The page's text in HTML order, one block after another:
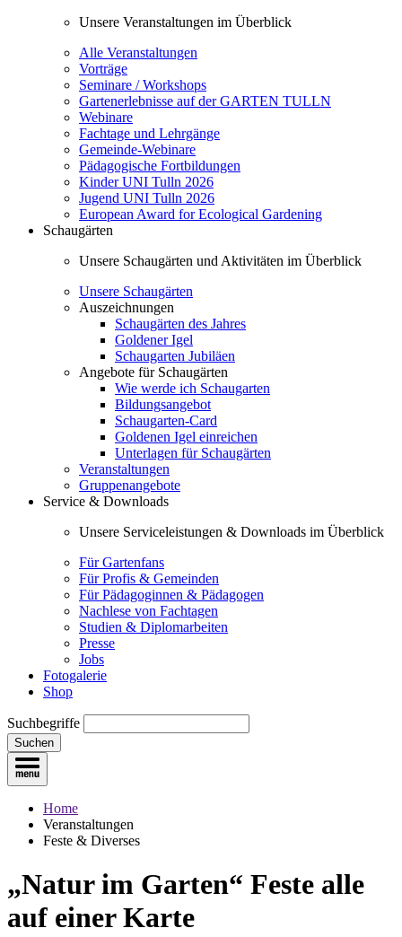
Unsere Veranstaltungen im Überblick
Alle Veranstaltungen
Vorträge
Seminare / Workshops
Gartenerlebnisse auf der GARTEN TULLN
Webinare
Fachtage und Lehrgänge
Gemeinde-Webinare
Pädagogische Fortbildungen
Kinder UNI Tulln 2026
Jugend UNI Tulln 2026
European Award for Ecological Gardening
Schaugärten
Unsere Schaugärten und Aktivitäten im Überblick
Unsere Schaugärten
Auszeichnungen
Schaugärten des Jahres
Goldener Igel
Schaugarten Jubiläen
Angebote für Schaugärten
Wie werde ich Schaugarten
Bildungsangebot
Schaugarten-Card
Goldenen Igel einreichen
Unterlagen für Schaugärten
Veranstaltungen
Gruppenangebote
Service & Downloads
Unsere Serviceleistungen & Downloads im Überblick
Für Gartenfans
Für Profis & Gemeinden
Für Pädagoginnen & Pädagogen
Nachlese von Fachtagen
Studien & Diplomarbeiten
Presse
Jobs
Fotogalerie
Shop
Suchbegriffe
Suchen
Home
Veranstaltungen
Feste & Diverses
„Natur im Garten“ Feste alle
auf einer Karte